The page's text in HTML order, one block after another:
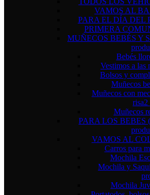
VAMOS AL
PARA EL DÍA DEL
PRIMERA
MUÑECOS BEBÉS Y
Bebés
Vestimos a las
Bolsos y
Muñecos
Muñecos con
risa2
Muñecos
PARA LOS BEBES
VAMOS AL
Carros para
Mochila
Mochila y
Mochila